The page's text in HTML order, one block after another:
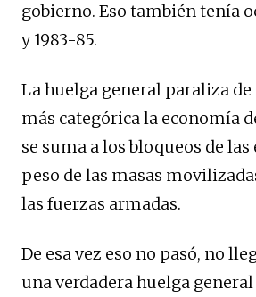
gobierno. Eso también tenía
y 1983-85.
La huelga general paraliza
más categórica la economía
se suma a los bloqueos de las
peso de las masas
las fuerzas armadas.
De esa vez eso no pasó, no
una verdadera huelga